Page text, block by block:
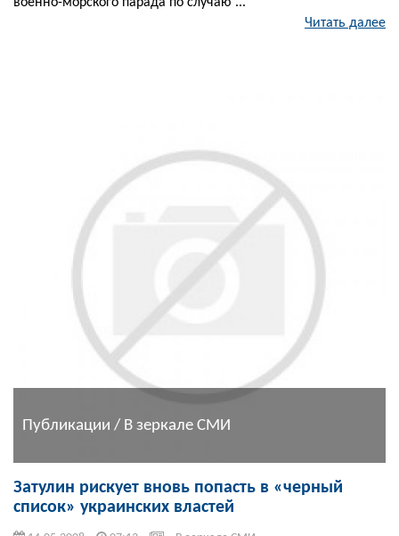
Читать далее
Публикации / В зеркале СМИ
Затулин рискует вновь попасть в «черный
список» украинских властей